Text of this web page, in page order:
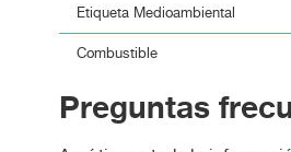
Etiqueta Medioambiental
Combustible
Preguntas